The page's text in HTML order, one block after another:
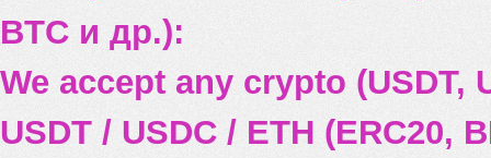
BTC и др.):
We accept any crypto (USDT,
USDT / USDC / ETH (ERC20,